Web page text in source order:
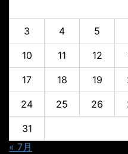
3 4 5
10 11 12
17 18 19
24 25 26
31
« 7月